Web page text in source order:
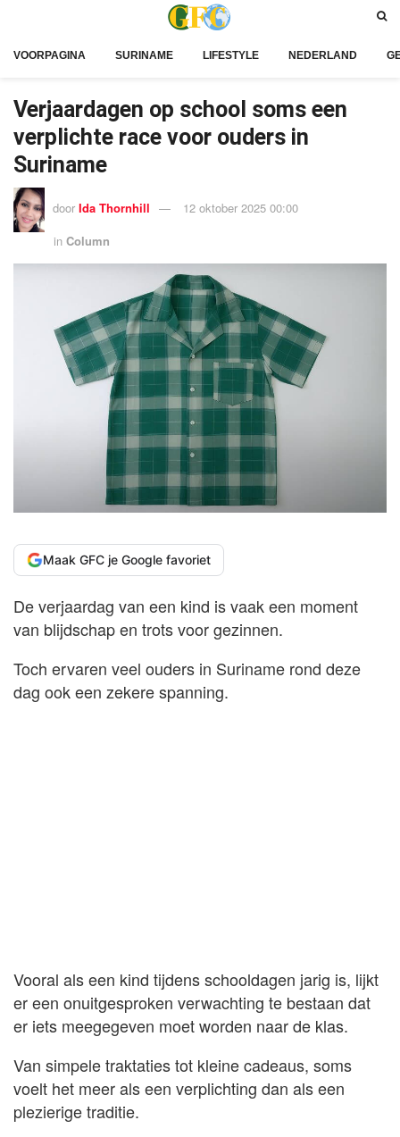
VOORPAGINA SURINAME LIFESTYLE NEDERLAND
Verjaardagen op school soms een
verplichte race voor ouders in
Suriname
door Ida Thornhill
12 oktober 2025 00:00
in Column
Maak GFC je Google favoriet
De verjaardag van een kind is vaak een moment
van blijdschap en trots voor gezinnen.
Toch ervaren veel ouders in Suriname rond deze
dag ook een zekere spanning.
Vooral als een kind tijdens schooldagen jarig is, lijkt
er een onuitgesproken verwachting te bestaan dat
er iets meegegeven moet worden naar de klas.
Van simpele traktaties tot kleine cadeaus, soms
voelt het meer als een verplichting dan als een
plezierige traditie.